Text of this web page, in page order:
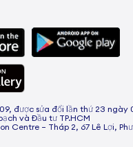
được sửa đổi lần thứ 23 ngày
và Đầu tư TP.HCM
Centre – Tháp 2, 67 Lê Lợi,